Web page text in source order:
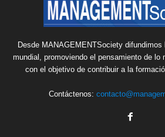
Desde MANAGEMENTSociety difundimos
mundial, promoviendo el pensamiento de lo
con el objetivo de contribuir a la
Contáctenos: